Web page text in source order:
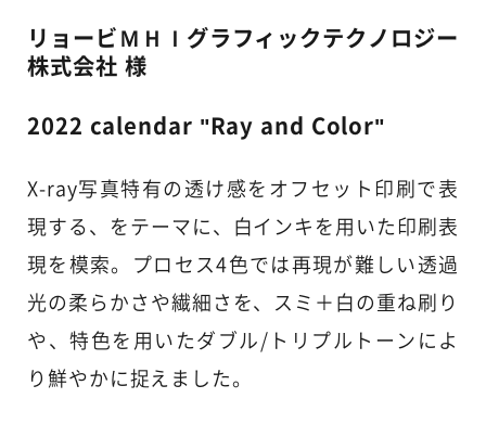
リョービＭＨＩグラフィックテクノロジー
株式会社 様
2022 calendar "Ray and Color"
X-ray写真特有の透け感をオフセット印刷で表
現する、をテーマに、白インキを用いた印刷表
現を模索。プロセス4色では再現が難しい透過
光の柔らかさや繊細さを、スミ＋白の重ね刷り
や、特色を用いたダブル/トリプルトーンによ
り鮮やかに捉えました。